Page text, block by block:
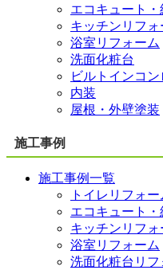
エコキュート・
キッチンリフォ
浴室リフォーム
洗面化粧台
ビルトインコン
内装
屋根・外壁塗装
施工事例
施工事例一覧
トイレリフォー
エコキュート・
キッチンリフォ
浴室リフォーム
洗面化粧台リフ